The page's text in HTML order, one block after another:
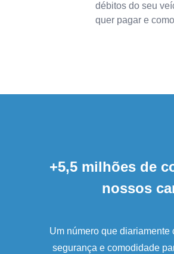
débitos do seu
quer pagar e
+5,5 milhões de
nossos
Um número que diariamente
segurança e comodidade